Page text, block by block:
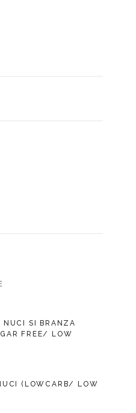
NUCI SI BRANZA
FREE/ LOW
(LOWCARB/ LOW